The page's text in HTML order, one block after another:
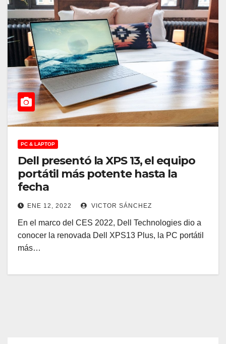
PC & LAPTOP
Dell presentó la XPS 13, el equipo
portátil más potente hasta la
fecha
ENE 12, 2022 VICTOR SÁNCHEZ
En el marco del CES 2022, Dell Technologies dio a
conocer la renovada Dell XPS13 Plus, la PC portátil
más…